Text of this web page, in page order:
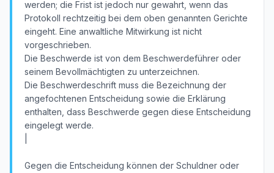
werden; die Frist ist jedoch nur gewahrt, wenn das
Protokoll rechtzeitig bei dem oben genannten Gerichte
eingeht. Eine anwaltliche Mitwirkung ist nicht
vorgeschrieben.
Die Beschwerde ist von dem Beschwerdeführer oder
seinem Bevollmächtigten zu unterzeichnen.
Die Beschwerdeschrift muss die Bezeichnung der
angefochtenen Entscheidung sowie die Erklärung
enthalten, dass Beschwerde gegen diese Entscheidung
eingelegt werde.
Gegen die Entscheidung können der Schuldner oder